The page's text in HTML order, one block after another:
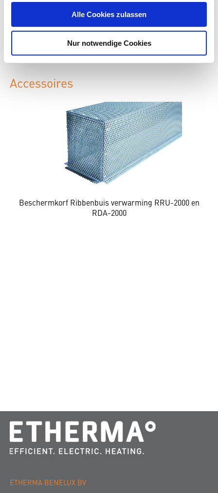
Alle Cookies zulassen
Nur notwendige Cookies
Accessoires
Beschermkorf Ribbenbuis verwarming RRU-2000 en
RDA-2000
ETHERMA BENELUX BV